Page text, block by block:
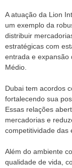
A atuação da Lion
um exemplo da
distribuir
estratégicas com
entrada e expansão
Médio.
Dubai tem acordos
fortalecendo sua
Essas relações
mercadorias e
competitividade das
Além do ambiente
qualidade de vida,